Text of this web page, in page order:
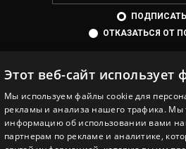
ОТКАЗАТЬСЯ ОТ
Этот веб-сайт использует
Мы используем файлы cookie для
рекламы и анализа нашего трафика. Мы
информацию об использовании вами
партнерам по рекламе и аналитике,